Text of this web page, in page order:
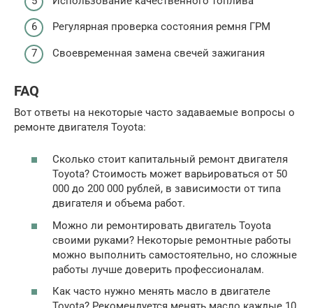
Регулярная проверка состояния ремня ГРМ
Своевременная замена свечей зажигания
FAQ
Вот ответы на некоторые часто задаваемые вопросы о
ремонте двигателя Toyota:
Сколько стоит капитальный ремонт двигателя
Toyota? Стоимость может варьироваться от 50
000 до 200 000 рублей, в зависимости от типа
двигателя и объема работ.
Можно ли ремонтировать двигатель Toyota
своими руками? Некоторые ремонтные работы
можно выполнить самостоятельно, но сложные
работы лучше доверить профессионалам.
Как часто нужно менять масло в двигателе